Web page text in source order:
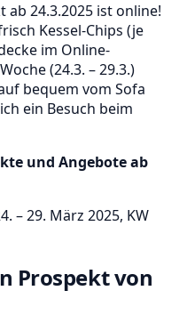
ab 24.3.2025 ist online!
Kessel-Chips (je
im Online-
(24.3. – 29.3.)
bequem vom Sofa
ein Besuch beim
und Angebote ab
– 29. März 2025, KW
Prospekt von